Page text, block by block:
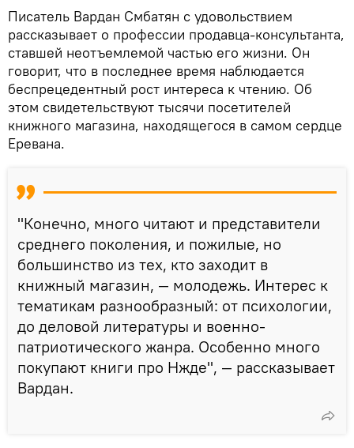
Писатель Вардан Смбатян с удовольствием
рассказывает о профессии продавца-консультанта,
ставшей неотъемлемой частью его жизни. Он
говорит, что в последнее время наблюдается
беспрецедентный рост интереса к чтению. Об
этом свидетельствуют тысячи посетителей
книжного магазина, находящегося в самом сердце
Еревана.
"Конечно, много читают и представители
среднего поколения, и пожилые, но
большинство из тех, кто заходит в
книжный магазин, — молодежь. Интерес к
тематикам разнообразный: от психологии,
до деловой литературы и военно-
патриотического жанра. Особенно много
покупают книги про Нжде", — рассказывает
Вардан.